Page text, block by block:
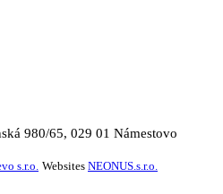
980/65, 029 01 Námestovo
s.r.o. Websites NEONUS.s.r.o.